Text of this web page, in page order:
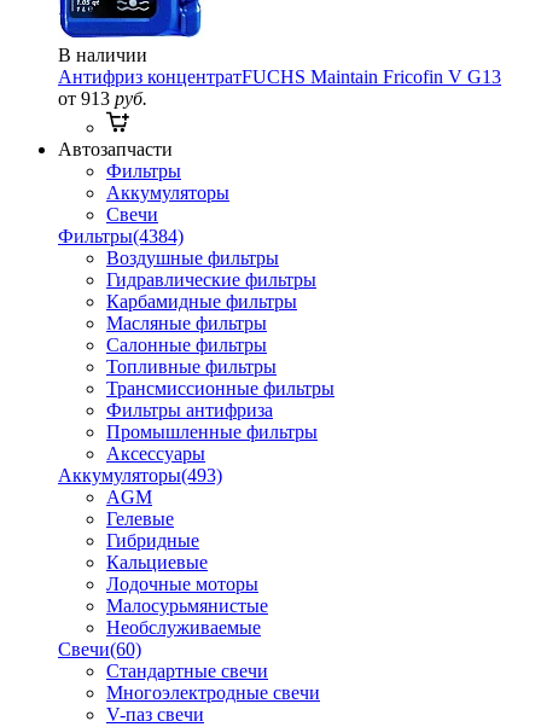
В наличии
Антифриз концентратFUCHS Maintain Fricofin V G13
от 913 руб.
Автозапчасти
Фильтры
Аккумуляторы
Свечи
Фильтры(4384)
Воздушные фильтры
Гидравлические фильтры
Карбамидные фильтры
Масляные фильтры
Салонные фильтры
Топливные фильтры
Трансмиссионные фильтры
Фильтры антифриза
Промышленные фильтры
Аксессуары
Аккумуляторы(493)
AGM
Гелевые
Гибридные
Кальциевые
Лодочные моторы
Малосурьмянистые
Необслуживаемые
Свечи(60)
Стандартные свечи
Многоэлектродные свечи
V-паз свечи